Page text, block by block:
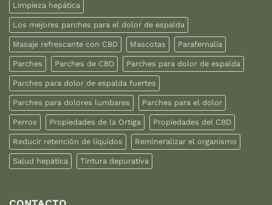
Limpieza hepática
Los mejores parches para el dolor de espalda
Masaje refrescante con CBD Mascotas Parafernalia
Parches Parches de CBD Parches para dolor de espalda
Parches para dolor de espalda fuertes
Parches para dolores lumbares Parches para el dolor
Perros Propiedades de la Ortiga Propiedades del CBD
Reducir retención de líquidos Remineralizar el organismo
Salud hepática Tintura depurativa